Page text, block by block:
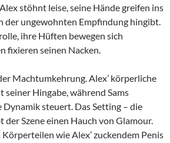
stöhnt leise, seine Hände greifen ins
der ungewohnten Empfindung hingibt.
ihre Hüften bewegen sich
fixieren seinen Nacken.
Machtumkehrung. Alex’ körperliche
Hingabe, während Sams
steuert. Das Setting – die
der Szene einen Hauch von Glamour.
wie Alex’ zuckendem Penis